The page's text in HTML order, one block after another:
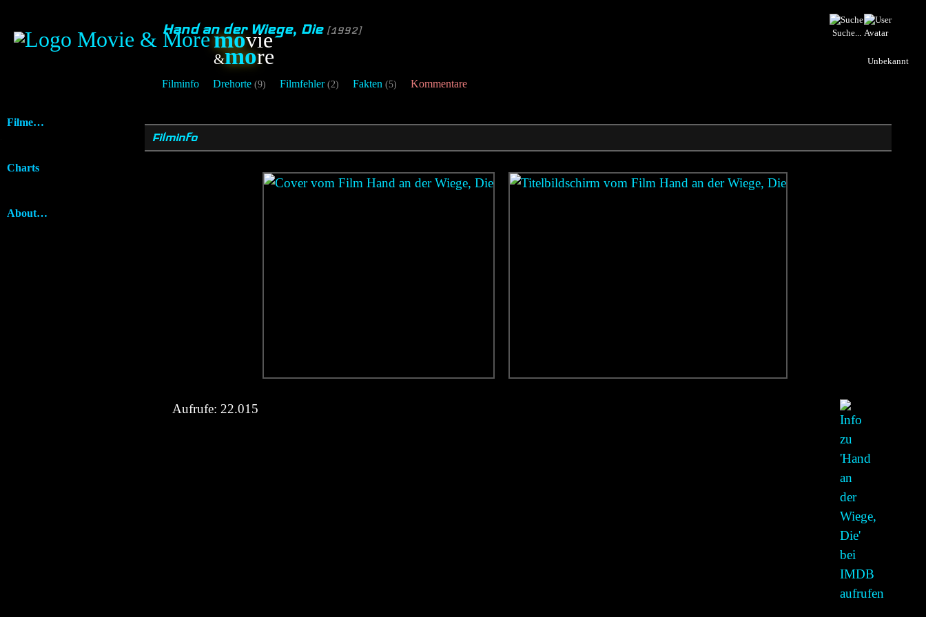
movie
&more
Suche...
Unbekannt
Hand an der Wiege, Die [1992]
Filminfo Drehorte (9) Filmfehler (2) Fakten (5) Kommentare
Filme…
Charts
About…
Filminfo
Aufrufe: 22.015